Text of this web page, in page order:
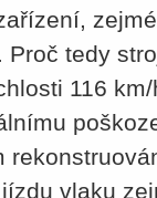
Proč tedy
116
vlaku